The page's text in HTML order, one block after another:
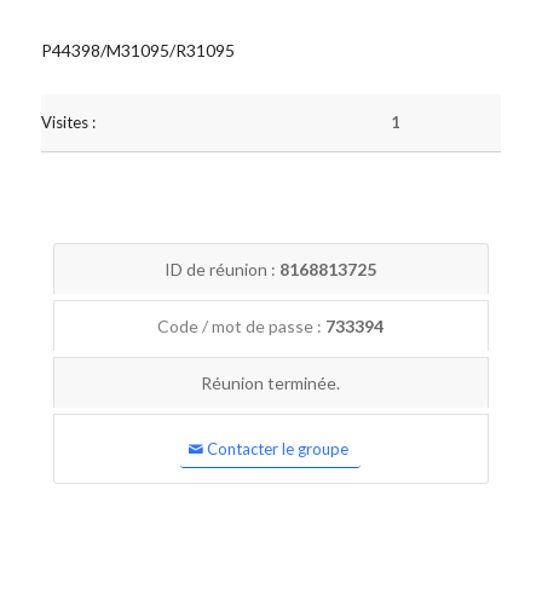
P44398/M31095/R31095
Visites : 1
ID de réunion : 8168813725
Code / mot de passe : 733394
Réunion terminée.
Contacter le groupe